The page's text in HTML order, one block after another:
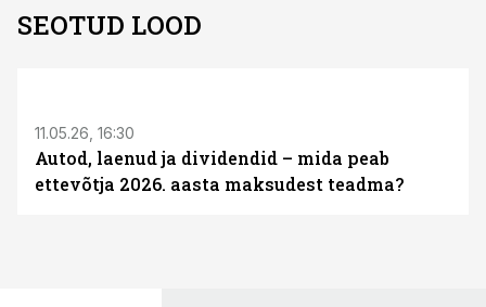
SEOTUD LOOD
11.05.26, 16:30
Autod, laenud ja dividendid – mida peab
ettevõtja 2026. aasta maksudest teadma?